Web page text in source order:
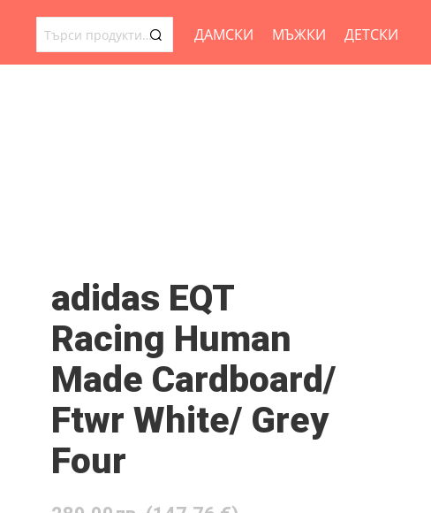
ТЪРСЕНЕ
ДАМСКИ МЪЖКИ ДЕТСКИ
adidas EQT
Racing Human
Made Cardboard/
Ftwr White/ Grey
Four